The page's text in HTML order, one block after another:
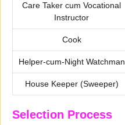
Care Taker cum Vocational
Instructor
Cook
Helper-cum-Night Watchman
House Keeper (Sweeper)
Selection Process